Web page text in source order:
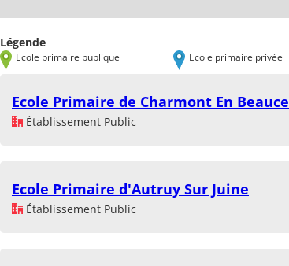
Légende
Ecole primaire publique Ecole primaire privée
Ecole Primaire de Charmont En Beauce
Établissement Public
Ecole Primaire d'Autruy Sur Juine
Établissement Public